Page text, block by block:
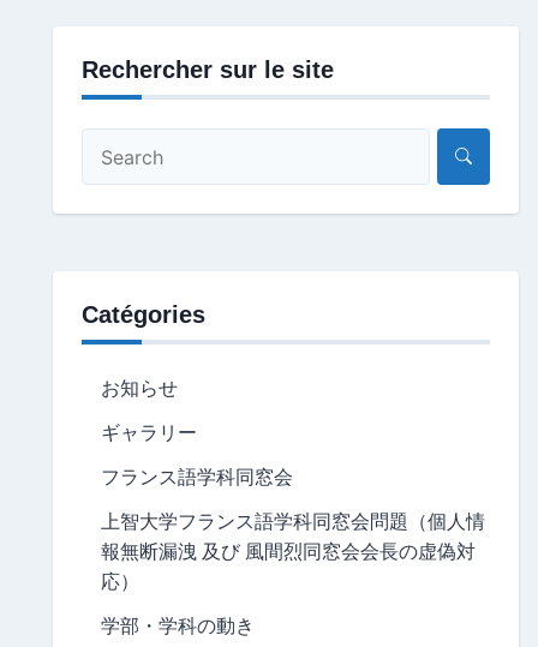
Rechercher sur le site
Catégories
お知らせ
ギャラリー
フランス語学科同窓会
上智大学フランス語学科同窓会問題（個人情
報無断漏洩 及び 風間烈同窓会会長の虚偽対
応）
学部・学科の動き